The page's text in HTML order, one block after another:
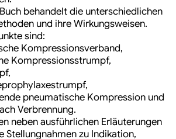
behandelt die unterschiedlichen
und ihre Wirkungsweisen.
sind:
Kompressionsverband,
Kompressionsstrumpf,
pneumatische Kompression und
Verbrennung.
neben ausführlichen Erläuterungen
Stellungnahmen zu Indikation,